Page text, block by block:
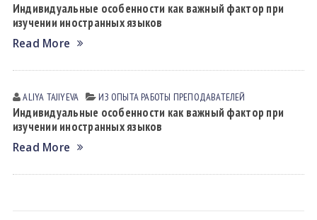
Индивидуальные особенности как важный фактор при
изучении иностранных языков
Read More
ALIYA TAJIYEVA ИЗ ОПЫТА РАБОТЫ ПРЕПОДАВАТЕЛЕЙ
Индивидуальные особенности как важный фактор при
изучении иностранных языков
Read More